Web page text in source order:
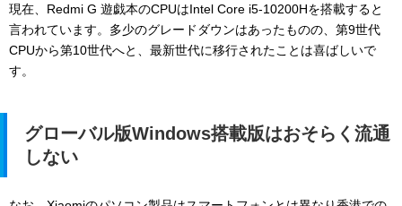
現在、Redmi G 遊戯本のCPUはIntel Core i5-10200Hを搭載すると
言われています。多少のグレードダウンはあったものの、第9世代
CPUから第10世代へと、最新世代に移行されたことは喜ばしいで
す。
グローバル版Windows搭載版はおそらく流通
しない